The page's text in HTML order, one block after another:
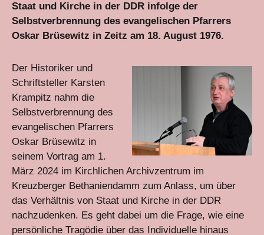
Staat und Kirche in der DDR infolge der
Selbstverbrennung des evangelischen Pfarrers
Oskar Brüsewitz in Zeitz am 18. August 1976.
Der Historiker und
Schriftsteller Karsten
Krampitz nahm die
Selbstverbrennung des
evangelischen Pfarrers
Oskar Brüsewitz in
seinem Vortrag am 1.
März 2024 im Kirchlichen Archivzentrum im
Kreuzberger Bethaniendamm zum Anlass, um über
das Verhältnis von Staat und Kirche in der DDR
nachzudenken. Es geht dabei um die Frage, wie eine
persönliche Tragödie über das Individuelle hinaus